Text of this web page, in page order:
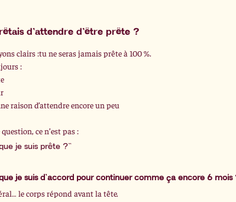
d’attendre d’être prête ?
clairs :tu ne seras jamais prête à 100 %.
:
raison d’attendre encore un peu
ce n’est pas :
je suis prête ?”
je suis d’accord pour continuer comme ça encore 6 mois
le corps répond avant la tête.